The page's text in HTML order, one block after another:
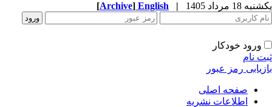
18 مرداد 1405 |
English
[Archive]
ورود خودکار
نام
رمز عبور
صفحه اصلی
اطلاعات نشریه